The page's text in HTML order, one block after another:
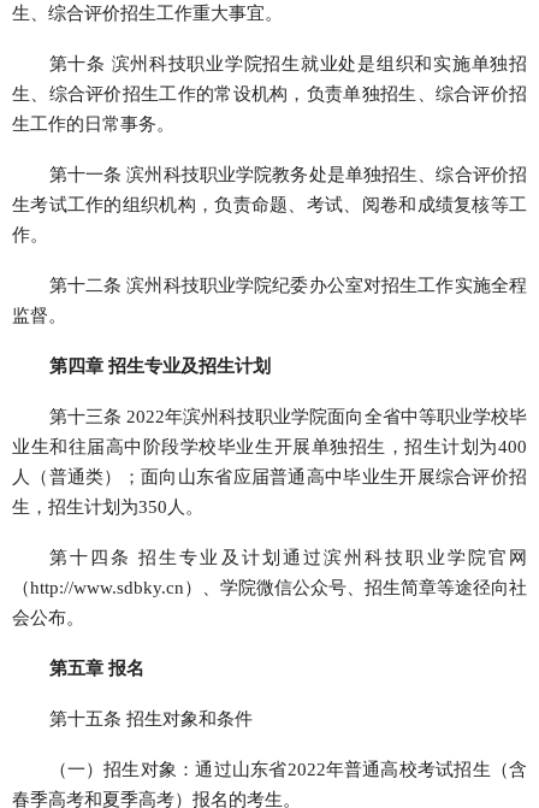
生、综合评价招生工作重大事宜。
第十条 滨州科技职业学院招生就业处是组织和实施单独招
生、综合评价招生工作的常设机构，负责单独招生、综合评价招
生工作的日常事务。
第十一条 滨州科技职业学院教务处是单独招生、综合评价招
生考试工作的组织机构，负责命题、考试、阅卷和成绩复核等工
作。
第十二条 滨州科技职业学院纪委办公室对招生工作实施全程
监督。
第四章 招生专业及招生计划
第十三条 2022年滨州科技职业学院面向全省中等职业学校毕
业生和往届高中阶段学校毕业生开展单独招生，招生计划为400
人（普通类）；面向山东省应届普通高中毕业生开展综合评价招
生，招生计划为350人。
第十四条 招生专业及计划通过滨州科技职业学院官网
（http://www.sdbky.cn）、学院微信公众号、招生简章等途径向社
会公布。
第五章 报名
第十五条 招生对象和条件
（一）招生对象：通过山东省2022年普通高校考试招生（含
春季高考和夏季高考）报名的考生。